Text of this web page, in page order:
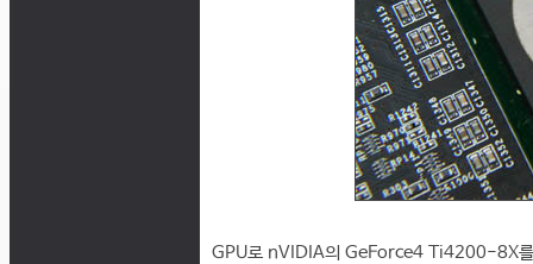
GPU로 nVIDIA의 GeForce4 Ti4200-8X를